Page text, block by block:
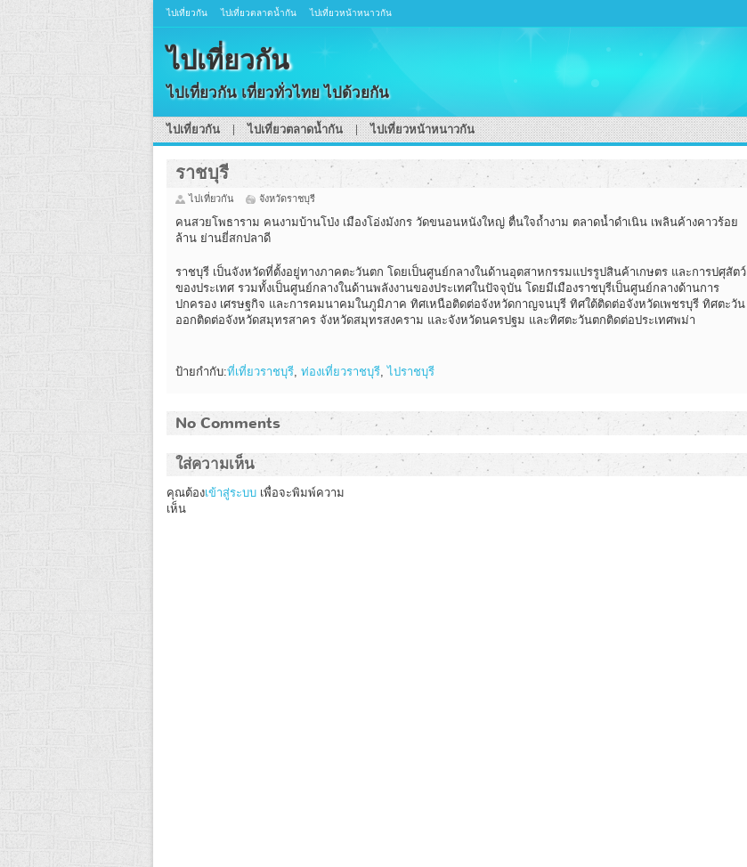
ไปเที่ยวกัน ไปเที่ยวตลาดน้ำกัน ไปเที่ยวหน้าหนาวกัน
ไปเที่ยวกัน
ไปเที่ยวกัน เที่ยวทั่วไทย ไปด้วยกัน
ไปเที่ยวกัน ไปเที่ยวตลาดน้ำกัน ไปเที่ยวหน้าหนาวกัน
ราชบุรี
ไปเที่ยวกัน จังหวัดราชบุรี
คนสวยโพธาราม คนงามบ้านโป่ง เมืองโอ่งมังกร วัดขนอนหนังใหญ่ ตื่นใจถ้ำงาม ตลาดน้ำดำเนิน เพลินค้างคาวร้อย
ล้าน ย่านยี่สกปลาดี
ราชบุรี เป็นจังหวัดที่ตั้งอยู่ทางภาคตะวันตก โดยเป็นศูนย์กลางในด้านอุตสาหกรรมแปรรูปสินค้าเกษตร และการปศุสัตว์
ของประเทศ รวมทั้งเป็นศูนย์กลางในด้านพลังงานของประเทศในปัจจุบัน โดยมีเมืองราชบุรีเป็นศูนย์กลางด้านการ
ปกครอง เศรษฐกิจ และการคมนาคมในภูมิภาค ทิศเหนือติดต่อจังหวัดกาญจนบุรี ทิศใต้ติดต่อจังหวัดเพชรบุรี ทิศตะวัน
ออกติดต่อจังหวัดสมุทรสาคร จังหวัดสมุทรสงคราม และจังหวัดนครปฐม และทิศตะวันตกติดต่อประเทศพม่า
ป้ายกำกับ:ที่เที่ยวราชบุรี, ท่องเที่ยวราชบุรี,ไปราชบุรี
No Comments
ใส่ความเห็น
คุณต้องเข้าสู่ระบบ เพื่อจะพิมพ์ความ
เห็น